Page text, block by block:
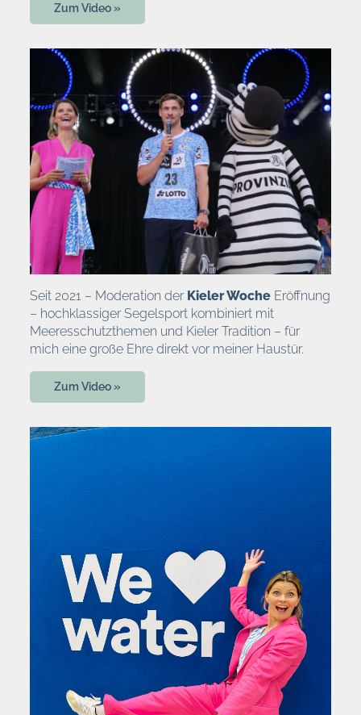
Zum Video »
Seit 2021 – Moderation der Kieler Woche Eröffnung
– hochklassiger Segelsport kombiniert mit
Meeresschutzthemen und Kieler Tradition – für
mich eine große Ehre direkt vor meiner Haustür.
Zum Video »